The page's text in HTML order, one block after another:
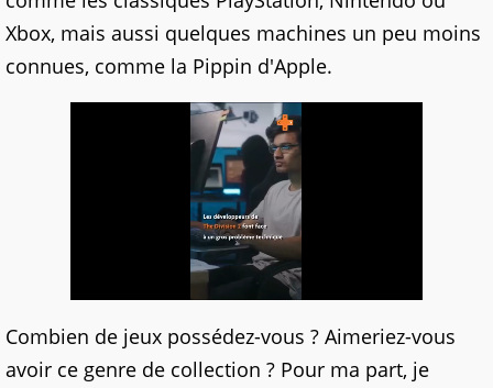
Xbox, mais aussi quelques machines un peu moins
connues, comme la Pippin d'Apple.
Combien de jeux possédez-vous ? Aimeriez-vous
avoir ce genre de collection ? Pour ma part, je